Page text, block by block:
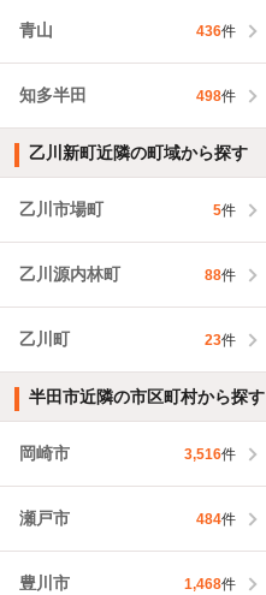
青山 436件
知多半田 498件
乙川新町近隣の町域から探す
乙川市場町 5件
乙川源内林町 88件
乙川町 23件
半田市近隣の市区町村から探す
岡崎市 3,516件
瀬戸市 484件
豊川市 1,468件